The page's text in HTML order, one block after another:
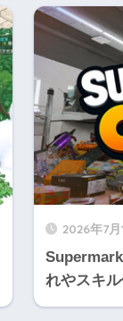
2026年7月
れやスキ